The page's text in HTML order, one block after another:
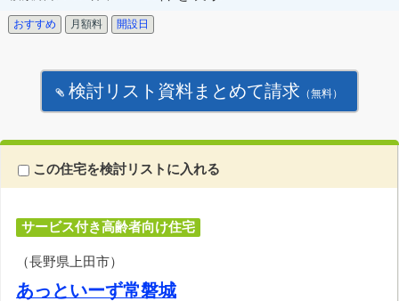
おすすめ 月額料 開設日
検討リスト資料まとめて請求 （無料）
この住宅を検討リストに入れる
サービス付き高齢者向け住宅
（長野県上田市）
あっといーず常磐城